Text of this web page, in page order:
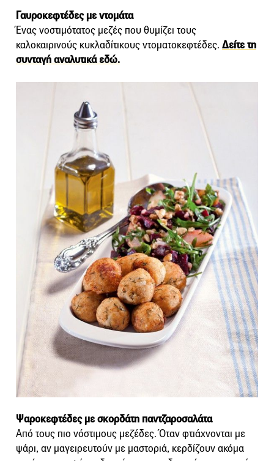
Γαυροκεφτέδες με ντομάτα
Ένας νοστιμότατος μεζές που θυμίζει τους
καλοκαιρινούς κυκλαδίτικους ντοματοκεφτέδες. Δείτε τη
συνταγή αναλυτικά εδώ.
Ψαροκεφτέδες με σκορδάτη παντζαροσαλάτα
Από τους πιο νόστιμους μεζέδες. Όταν φτιάχνονται με
ψάρι, αν μαγειρευτούν με μαστοριά, κερδίζουν ακόμα